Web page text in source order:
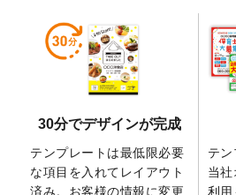
暑中見舞いのデザ
しました。
2026/5/28
【新商品】マグネ
きるようになりま
の全4ステップを解
た。
2026/4/23
コラム「 画像の配
グ」「テンプレー
30分でデザインが完成
テンプレートは最低限必要
な項目を入れてレイアウト
済み。お客様の情報に変更
テ
当
利用